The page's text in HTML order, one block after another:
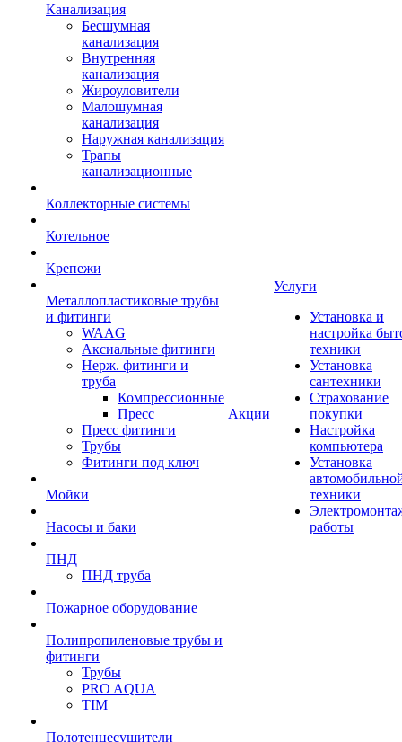
Канализация
Бесшумная
канализация
Внутренняя
канализация
Жироуловители
Малошумная
канализация
Наружная канализация
Трапы
канализационные
Коллекторные системы
Котельное
Крепежи
Металлопластиковые трубы
и фитинги
WAAG
Аксиальные фитинги
Нерж. фитинги и
труба
Компрессионные
Пресс
Пресс фитинги
Трубы
Фитинги под ключ
Мойки
Насосы и баки
ПНД
ПНД труба
Пожарное оборудование
Полипропиленовые трубы и
фитинги
Трубы
PRO AQUA
TIM
Полотенцесушители
Акции
Услуги
Установка и
настройка
техники
Установка
сантехники
Страхование
покупки
Настройка
компьютера
Установка
техники
работы